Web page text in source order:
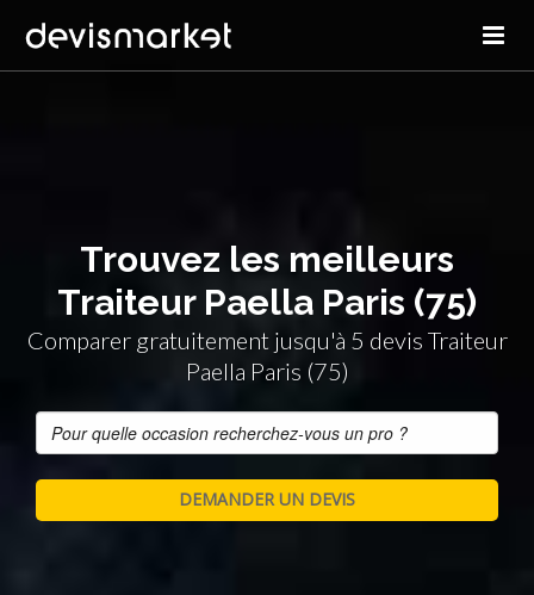
Trouvez les meilleurs
Traiteur Paella Paris (75)
Comparer gratuitement jusqu'à 5 devis Traiteur
Paella Paris (75)